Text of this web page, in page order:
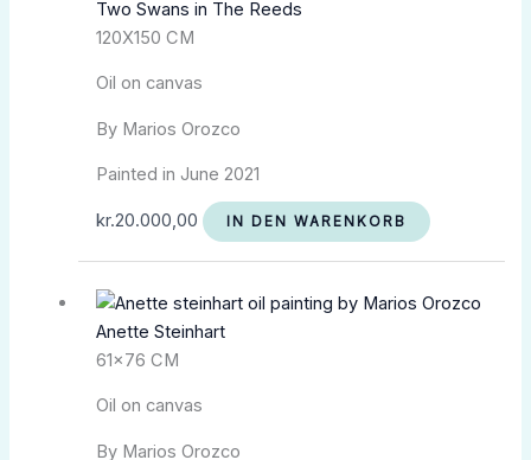
Two Swans in The Reeds
120X150 CM
Oil on canvas
By Marios Orozco
Painted in June 2021
kr.20.000,00 IN DEN WARENKORB
Anette Steinhart
61×76 CM
Oil on canvas
By Marios Orozco